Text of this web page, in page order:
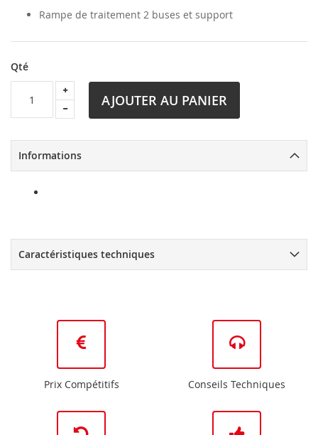
Rampe de traitement 2 buses et support
Qté
AJOUTER AU PANIER
Informations
Caractéristiques techniques
Prix Compétitifs Conseils Techniques